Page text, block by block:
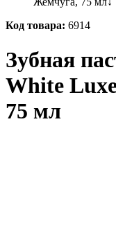
Код товара: 6914
Зубная
White
75 мл